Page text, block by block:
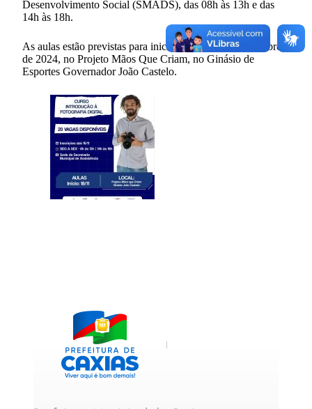
Desenvolvimento Social (SMADS), das 08h às 13h e das
14h às 18h.
As aulas estão previstas para iniciar no dia 18 de novembro
de 2024, no Projeto Mãos Que Criam, no Ginásio de
Esportes Governador João Castelo.